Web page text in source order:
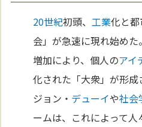
20世紀初頭、工業化と
会」が急速に現れ始め
増加により、個人のアイ
化された「大衆」が形
ジョン・ デューイや社会
ームは、これによって